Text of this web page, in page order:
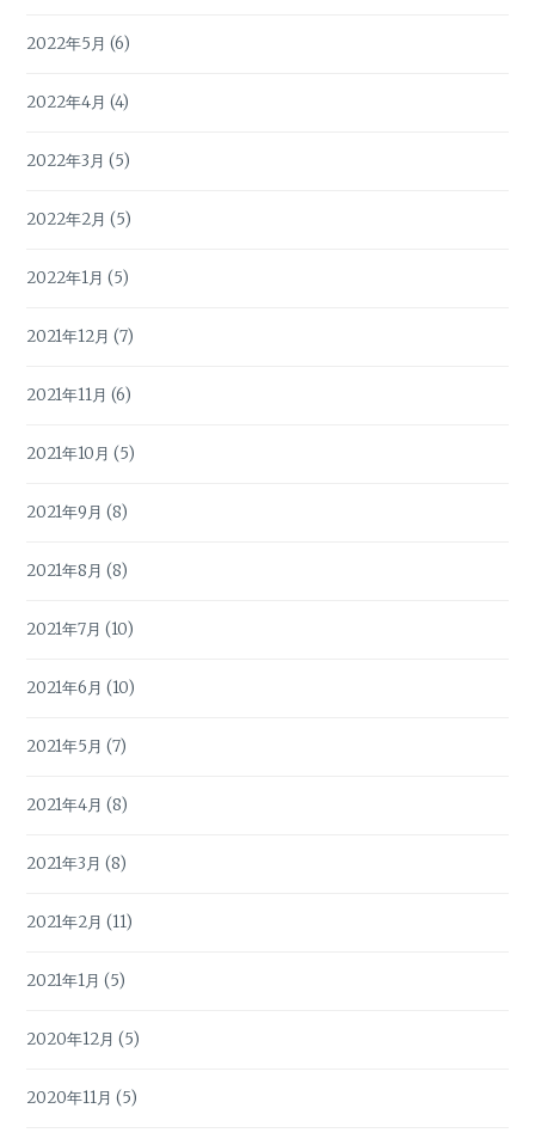
2022年5月 (6)
2022年4月 (4)
2022年3月 (5)
2022年2月 (5)
2022年1月 (5)
2021年12月 (7)
2021年11月 (6)
2021年10月 (5)
2021年9月 (8)
2021年8月 (8)
2021年7月 (10)
2021年6月 (10)
2021年5月 (7)
2021年4月 (8)
2021年3月 (8)
2021年2月 (11)
2021年1月 (5)
2020年12月 (5)
2020年11月 (5)